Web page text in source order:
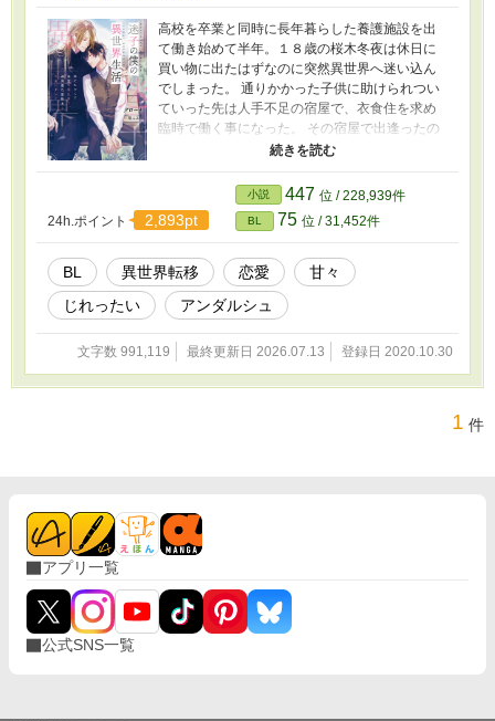
高校を卒業と同時に長年暮らした養護施設を出
て働き始めて半年。１８歳の桜木冬夜は休日に
買い物に出たはずなのに突然異世界へ迷い込ん
でしまった。 通りかかった子供に助けられつい
ていった先は人手不足の宿屋で、衣食住を求め
臨時で働く事になった。 その宿屋で出逢ったの
は冒険者のクラウス。 冒険者を辞めて騎士に復
帰すると言うクラウスに誘われ仕事を求め一緒
に王都へ向かい今度は馴染み深い孤児院で働く
事に。 神様からの啓示もなく、なぜ自分が迷い
込んだのか理由もわからないまま周りの人に助
けられながら異世界で幸せになるお話です。
2022,04,02 第二部を始めることに加え読みや
すくなればと第一部に章を追加しました。
24h.ポイント 2,893pt
小説 447 位 / 228,939件
BL 75 位 / 31,452件
BL 異世界転移 恋愛
甘々
じれったい
アンダルシュ
文字数 991,119 最終更新日 2026.07.13 登録日 2020.10.30
1 件
アプリ一覧
公式SNS一覧